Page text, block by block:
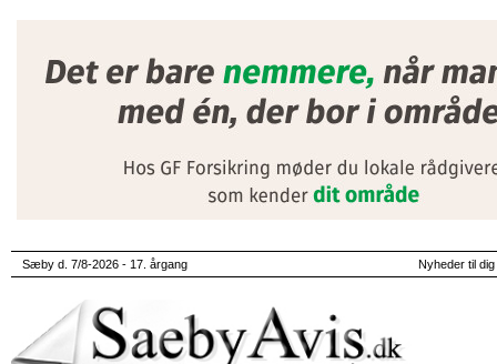
Sæby d. 7/8-2026 - 17. årgang Nyheder til